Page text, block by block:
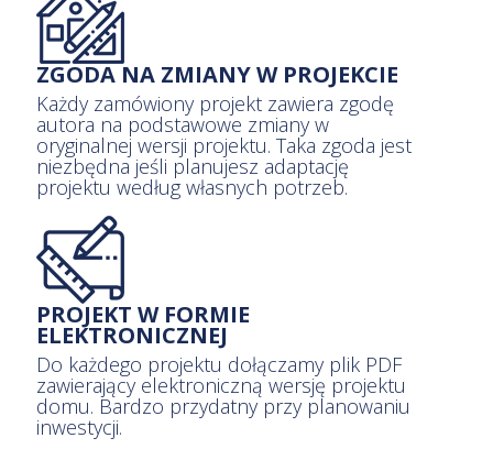
ZGODA NA ZMIANY W PROJEKCIE
Każdy zamówiony projekt zawiera zgodę
autora na podstawowe zmiany w
oryginalnej wersji projektu. Taka zgoda jest
niezbędna jeśli planujesz adaptację
projektu według własnych potrzeb.
PROJEKT W FORMIE
ELEKTRONICZNEJ
Do każdego projektu dołączamy plik PDF
zawierający elektroniczną wersję projektu
domu. Bardzo przydatny przy planowaniu
inwestycji.